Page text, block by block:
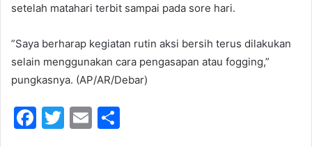
setelah matahari terbit sampai pada sore hari.
”Saya berharap kegiatan rutin aksi bersih terus dilakukan
selain menggunakan cara pengasapan atau fogging,”
pungkasnya. (AP/AR/Debar)
F
T
E